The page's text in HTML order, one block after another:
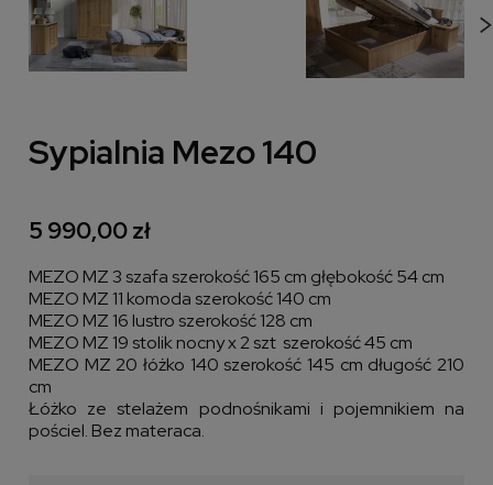
Sypialnia Mezo 140
5 990,00 zł
MEZO MZ 3 szafa szerokość 165 cm głębokość 54 cm
MEZO MZ 11 komoda szerokość 140 cm
MEZO MZ 16 lustro szerokość 128 cm
MEZO MZ 19 stolik nocny x 2 szt szerokość 45 cm
MEZO MZ 20 łóżko 140 szerokość 145 cm długość 210
cm
Łóżko ze stelażem podnośnikami i pojemnikiem na
pościel. Bez materaca.